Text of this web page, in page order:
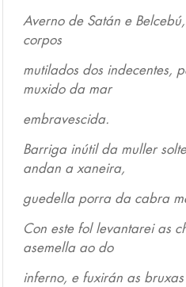
Averno de Satán e
corpos
mutilados dos indecentes,
muxido da mar
embravescida.
Barriga inútil da muller
andan a xaneira,
guedella porra da cabra
Con este fol levantarei as
asemella ao do
inferno, e fuxirán as